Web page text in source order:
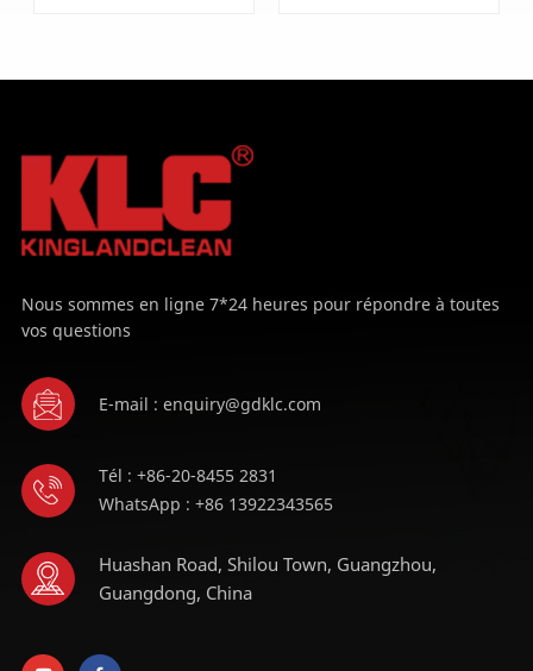
APPRENDRE
ENCORE PLUS
Nous sommes en ligne 7*24 heures pour répondre à toutes
vos questions
E-mail : enquiry@gdklc.com
Tél : +86-20-8455 2831
WhatsApp : +86 13922343565
Huashan Road, Shilou Town, Guangzhou,
Guangdong, China